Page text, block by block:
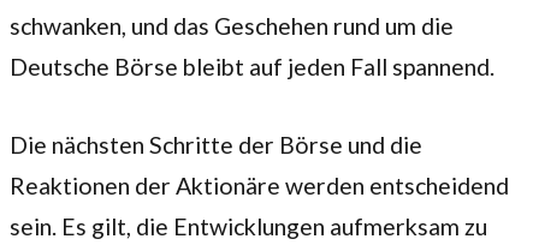
schwanken, und das Geschehen rund um die
Deutsche Börse bleibt auf jeden Fall spannend.
Die nächsten Schritte der Börse und die
Reaktionen der Aktionäre werden entscheidend
sein. Es gilt, die Entwicklungen aufmerksam zu